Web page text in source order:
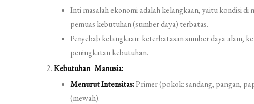
Inti masalah ekonomi adalah kelangkaan, yaitu kondisi
pemuas kebutuhan (sumber daya) terbatas.
Penyebab kelangkaan: keterbatasan sumber daya alam,
peningkatan kebutuhan.
Kebutuhan Manusia:
Menurut Intensitas:Primer (pokok: sandang, pangan,
(mewah).